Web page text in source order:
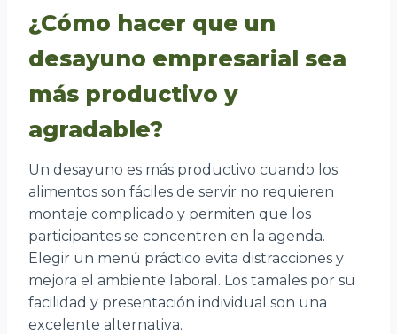
¿Cómo hacer que un
desayuno empresarial sea
más productivo y
agradable?
Un desayuno es más productivo cuando los
alimentos son fáciles de servir no requieren
montaje complicado y permiten que los
participantes se concentren en la agenda.
Elegir un menú práctico evita distracciones y
mejora el ambiente laboral. Los tamales por su
facilidad y presentación individual son una
excelente alternativa.